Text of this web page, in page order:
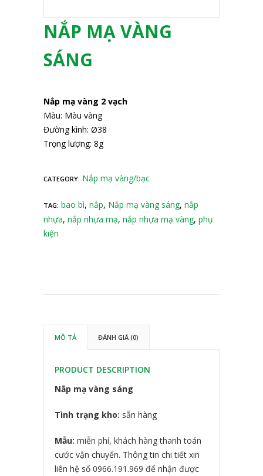
NẮP MẠ VÀNG
SÁNG
Nắp mạ vàng 2 vạch
Màu: Màu vàng
Đường kình: Ø38
Trọng lượng: 8g
CATEGORY: Nắp mạ vàng/bạc
TAG: bao bì, nắp, Nắp mạ vàng sáng, nắp
nhựa, nắp nhựa mạ, nắp nhựa mạ vàng, phụ
kiện
MÔ TẢ ĐÁNH GIÁ (0)
PRODUCT DESCRIPTION
Nắp mạ vàng sáng
Tình trạng kho: sẵn hàng
Mẫu: miễn phí, khách hàng thanh toán
cước vận chuyển. Thông tin chi tiết xin
liên hệ số 0966.191.969 để nhận được